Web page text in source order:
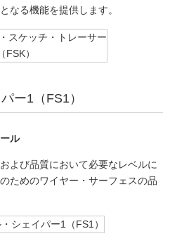
なる機能を提供します。
ー1（FS1）
ル
よび品質において必要なレベルに
ためのワイヤー・サーフェスの品